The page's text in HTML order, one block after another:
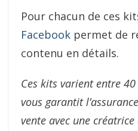
Pour chacun de ces
Facebook permet de
contenu en détails.
Ces kits varient entre
vous garantit
vente avec une